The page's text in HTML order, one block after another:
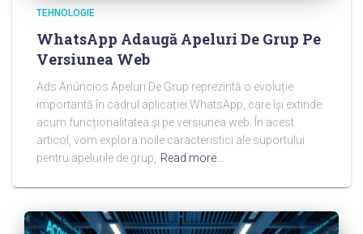
TEHNOLOGIE
WhatsApp Adaugă Apeluri De Grup Pe
Versiunea Web
Ads Anúncios Apeluri De Grup reprezintă o evoluție
importantă în cadrul aplicației WhatsApp, care își extinde
acum funcționalitatea și pe versiunea web. În acest
articol, vom explora noile caracteristici ale suportului
pentru apelurile de grup,
Read more…